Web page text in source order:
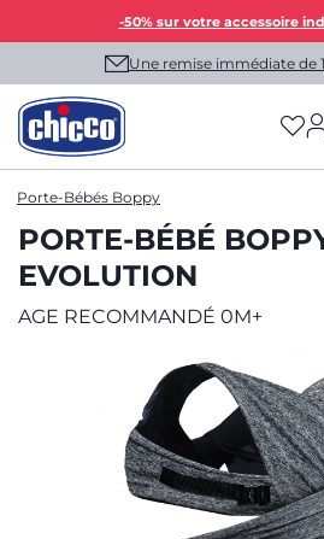
-50% sur votre accessoire
Une remise immédiate de
Porte-Bébés Boppy
PORTE-BÉBÉ
EVOLUTION
AGE RECOMMANDÉ 0M+